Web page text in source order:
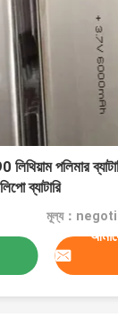
পলিমার
ব্যাটারি
মূল্য：